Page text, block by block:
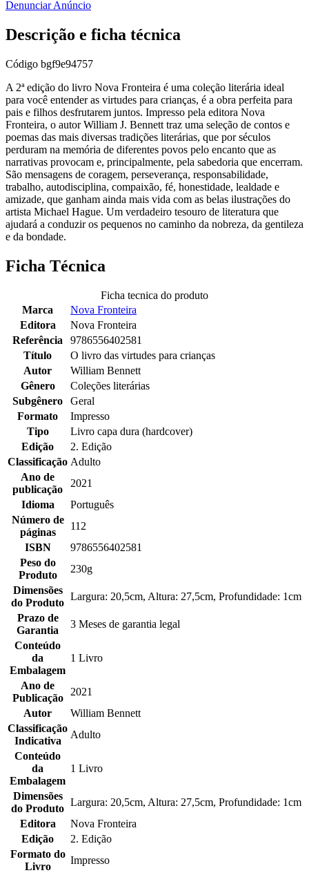
Denunciar Anúncio
Descrição e ficha técnica
Código bgf9e94757
A 2ª edição do livro Nova Fronteira é uma coleção literária ideal
para você entender as virtudes para crianças, é a obra perfeita para
pais e filhos desfrutarem juntos. Impresso pela editora Nova
Fronteira, o autor William J. Bennett traz uma seleção de contos e
poemas das mais diversas tradições literárias, que por séculos
perduram na memória de diferentes povos pelo encanto que as
narrativas provocam e, principalmente, pela sabedoria que encerram.
São mensagens de coragem, perseverança, responsabilidade,
trabalho, autodisciplina, compaixão, fé, honestidade, lealdade e
amizade, que ganham ainda mais vida com as belas ilustrações do
artista Michael Hague. Um verdadeiro tesouro de literatura que
ajudará a conduzir os pequenos no caminho da nobreza, da gentileza
e da bondade.
Ficha Técnica
Ficha tecnica do produto
Marca
Nova Fronteira
Editora
Nova Fronteira
Referência
9786556402581
Título
O livro das virtudes para crianças
Autor
William Bennett
Gênero
Coleções literárias
Subgênero
Geral
Formato
Impresso
Tipo
Livro capa dura (hardcover)
Edição
2. Edição
Classificação Adulto
Ano de
publicação
2021
Idioma
Português
Número de
páginas
112
ISBN
9786556402581
Peso do
Produto
230g
Dimensões
do Produto
Largura: 20,5cm, Altura: 27,5cm, Profundidade: 1cm
Prazo de
Garantia
3 Meses de garantia legal
Conteúdo
da
Embalagem
1 Livro
Ano de
Publicação
2021
Autor
William Bennett
Classificação
Indicativa
Adulto
Conteúdo
da
Embalagem
1 Livro
Dimensões
do Produto
Largura: 20,5cm, Altura: 27,5cm, Profundidade: 1cm
Editora
Nova Fronteira
Edição
2. Edição
Formato do
Livro
Impresso